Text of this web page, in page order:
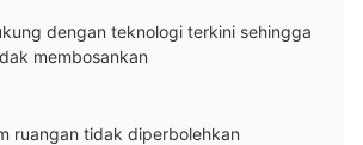
dengan teknologi terkini sehingga
membosankan
ruangan tidak diperbolehkan